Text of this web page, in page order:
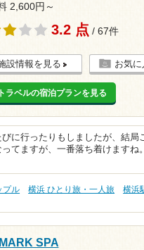
2,600円～
3.2 点 / 67件
設情報を見る お気
ラベルの宿泊プランを見る
に行ったりもしましたが、結局
てますが、一番落ち着けますね
プル 横浜 ひとり旅・一人旅 横浜
SPA